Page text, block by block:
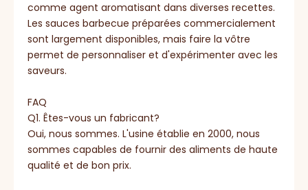
comme agent aromatisant dans diverses recettes.
Les sauces barbecue préparées commercialement
sont largement disponibles, mais faire la vôtre
permet de personnaliser et d'expérimenter avec les
saveurs.
FAQ
Q1. Êtes-vous un fabricant?
Oui, nous sommes. L'usine établie en 2000, nous
sommes capables de fournir des aliments de haute
qualité et de bon prix.